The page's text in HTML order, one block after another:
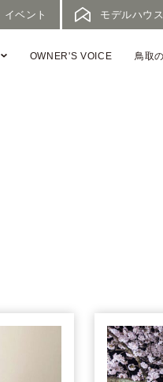
イベント モデルハウス
OWNER'S VOICE 鳥取